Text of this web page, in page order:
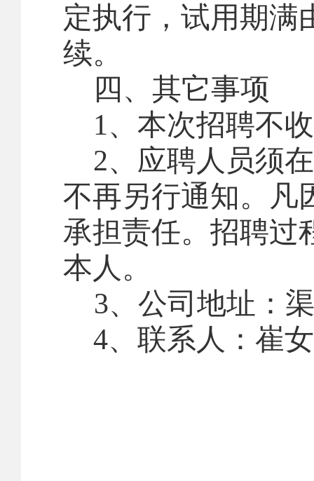
定执行，试用期满
续。
四 、其它事项
1、本次招聘不
2、应聘人员须
不再另行通知。凡
承担责任。 招聘过
本人。
3、公司地址：
4、联系人：崔